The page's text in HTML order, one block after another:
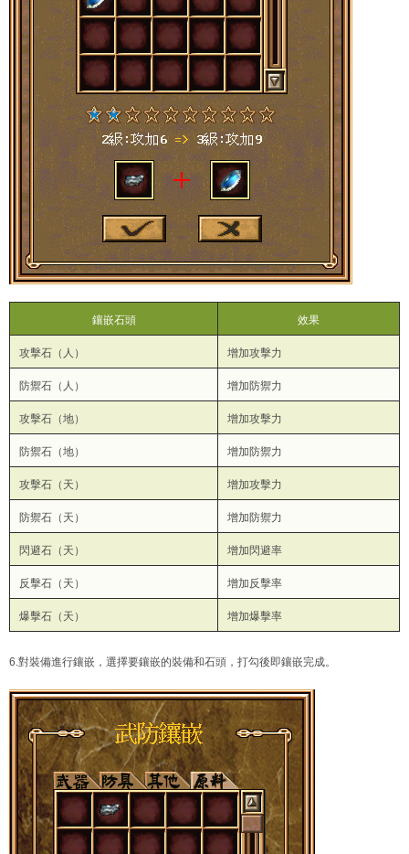
鑲嵌石頭 效果
攻擊石（人） 增加攻擊力
防禦石（人） 增加防禦力
攻擊石（地） 增加攻擊力
防禦石（地） 增加防禦力
攻擊石（天） 增加攻擊力
防禦石（天） 增加防禦力
閃避石（天） 增加閃避率
反擊石（天） 增加反擊率
爆擊石（天） 增加爆擊率
6.對裝備進行鑲嵌，選擇要鑲嵌的裝備和石頭，打勾後即鑲嵌完成。